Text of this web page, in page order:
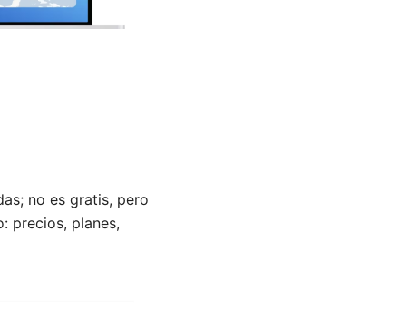
no es gratis, pero
precios, planes,